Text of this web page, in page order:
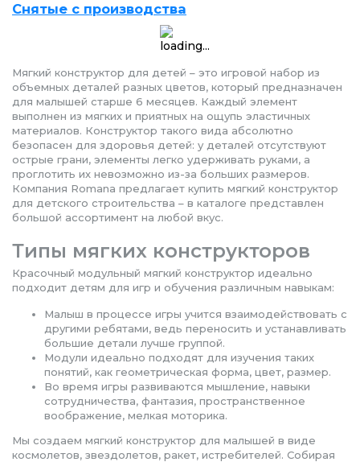
Снятые с производства
Мягкий конструктор для детей – это игровой набор из
объемных деталей разных цветов, который предназначен
для малышей старше 6 месяцев. Каждый элемент
выполнен из мягких и приятных на ощупь эластичных
материалов. Конструктор такого вида абсолютно
безопасен для здоровья детей: у деталей отсутствуют
острые грани, элементы легко удерживать руками, а
проглотить их невозможно из-за больших размеров.
Компания Romana предлагает купить мягкий конструктор
для детского строительства – в каталоге представлен
большой ассортимент на любой вкус.
Типы мягких конструкторов
Красочный модульный мягкий конструктор идеально
подходит детям для игр и обучения различным навыкам:
Малыш в процессе игры учится взаимодействовать с
другими ребятами, ведь переносить и устанавливать
большие детали лучше группой.
Модули идеально подходят для изучения таких
понятий, как геометрическая форма, цвет, размер.
Во время игры развиваются мышление, навыки
сотрудничества, фантазия, пространственное
воображение, мелкая моторика.
Мы создаем мягкий конструктор для малышей в виде
космолетов, звездолетов, ракет, истребителей. Собирая